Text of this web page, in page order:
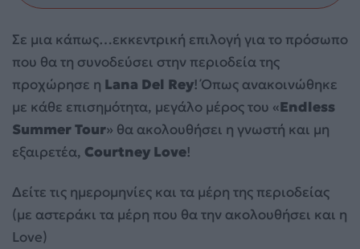
Σε μια κάπως…εκκεντρική επιλογή για το πρόσωπο
που θα τη συνοδεύσει στην περιοδεία της
προχώρησε η Lana Del Rey! Όπως ανακοινώθηκε
με κάθε επισημότητα, μεγάλο μέρος του «Endless
Summer Tour» θα ακολουθήσει η γνωστή και μη
εξαιρετέα, Courtney Love!
Δείτε τις ημερομηνίες και τα μέρη της περιοδείας
(με αστεράκι τα μέρη που θα την ακολουθήσει και η
Love)